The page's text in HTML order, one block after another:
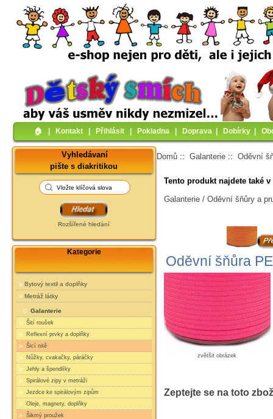
🏠︎ Kontakt Přihlásit Pokladna Doprava Dobírky
Vyhledávaní
pište s diakritikou
Rozšířené hledání
Kategorie
Bytový textil a doplňky
Metráž látky
Galanterie
Šití roušek
Reflexní prvky a doplňky
Šicí nitě
Nůžky, cvakačky, páráčky
Jehly a špendlíky
Spirálové zipy v metráži
Jezdce ke spirálovým zipům
Oleje, magnety, doplňky
Šikmý proužek
Domů ::Galanterie ::Oděvní
Tento produkt najdete také
Galanterie / Oděvní šňůry a
Oděvní šňůra
zvětšit obrázek
Zeptejte se na toto